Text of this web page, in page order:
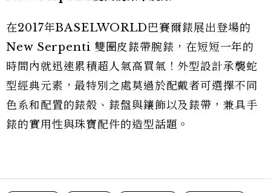
在2017年BASELWORLD巴賽爾錶展出登場的
New Serpenti 雙圈皮錶帶腕錶，在短短一年的
時間內就迅速累積超人氣高買氣！外型設計承襲蛇
型經典元素，最特別之處莫過於配戴者可選擇不同
色系和配置的錶殼、錶盤與鑲飾以及錶帶，兼具手
錶的實用性與珠寶配件的造型話題。